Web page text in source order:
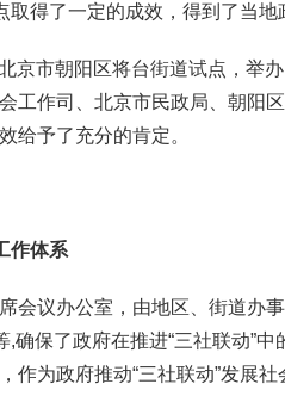
取得了一定的成效，得到了当
京市朝阳区将台街道试点，举
工作司、北京市民政局、朝阳
给予了充分的肯定。
作体系
会议办公室，由地区、街道办
,确保了政府在推进“三社联动”
作为政府推动“三社联动”发展